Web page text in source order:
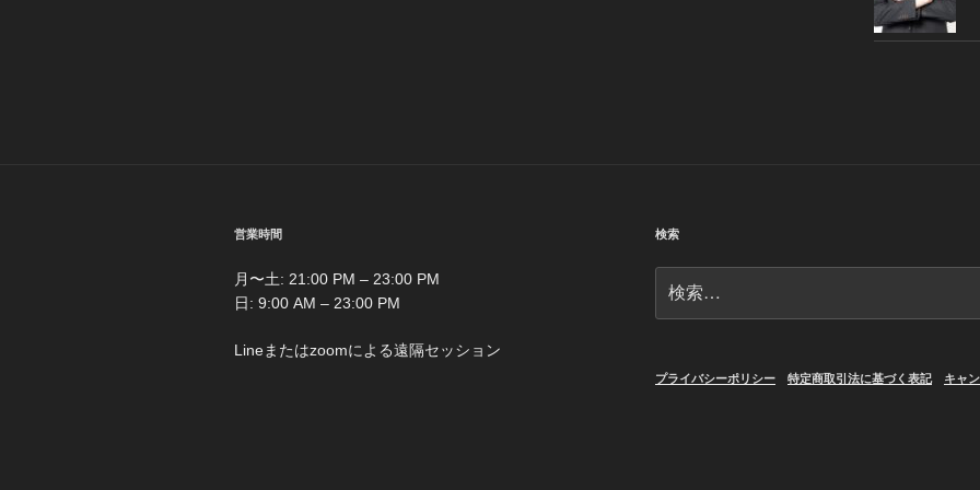
ン
営業時間
月〜土: 21:00 PM – 23:00 PM
日: 9:00 AM – 23:00 PM
Lineまたはzoomによる遠隔セッション
検索
索:
プライバシーポリシー 特定商取引法に基づく表記 キャ